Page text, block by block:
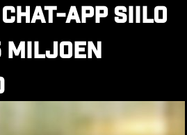
app Siilo
miljoen